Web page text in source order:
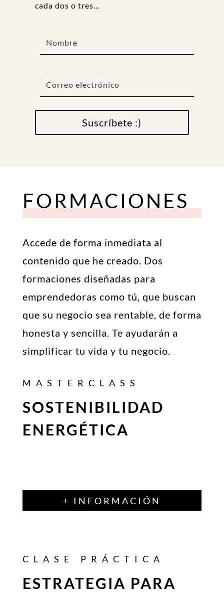
cada dos o tres…
Suscríbete :)
FORMACIONES
Accede de forma inmediata al
contenido que he creado. Dos
formaciones diseñadas para
emprendedoras como tú, que buscan
que su negocio sea rentable, de forma
honesta y sencilla. Te ayudarán a
simplificar tu vida y tu negocio.
MASTERCLASS
SOSTENIBILIDAD
ENERGÉTICA
+ INFORMACIÓN
CLASE PRÁCTICA
ESTRATEGIA PARA